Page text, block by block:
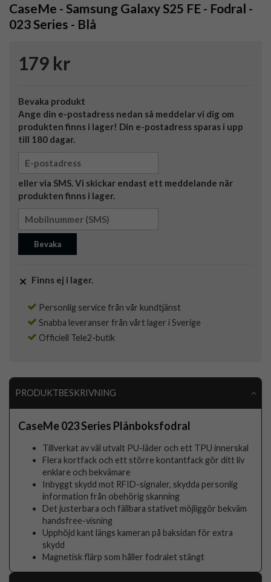
CaseMe - Samsung Galaxy S25 FE - Fodral -
023 Series - Blå
179 kr
Bevaka produkt
Ange din e-postadress nedan så meddelar vi dig om
produkten finns i lager! Din e-postadress sparas i upp
till 180 dagar.
eller via SMS. Vi skickar endast ett meddelande när
produkten finns i lager.
Bevaka
Finns ej i lager.
Personlig service från vår kundtjänst
Snabba leveranser från vårt lager i Sverige
Officiell Tele2-butik
PRODUKTBESKRIVNING
CaseMe 023 Series Plånboksfodral
Tillverkat av väl utvalt PU-läder och ett TPU innerskal
Flera kortfack och ett större kontantfack gör ditt liv
enklare och bekvämare
Inbyggt skydd mot RFID-signaler, skydda personlig
information från obehörig skanning
Det justerbara och fällbara stativet möjliggör bekväm
handsfree-visning
Upphöjd kant längs kameran på baksidan för extra
skydd
Magnetisk flärp som håller fodralet stängt